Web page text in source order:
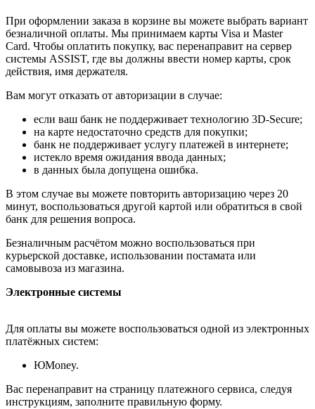
При оформлении заказа в корзине вы можете выбрать вариант
безналичной оплаты. Мы принимаем карты Visa и Master
Card. Чтобы оплатить покупку, вас перенаправит на сервер
системы ASSIST, где вы должны ввести номер карты, срок
действия, имя держателя.
Вам могут отказать от авторизации в случае:
если ваш банк не поддерживает технологию 3D-Secure;
на карте недостаточно средств для покупки;
банк не поддерживает услугу платежей в интернете;
истекло время ожидания ввода данных;
в данных была допущена ошибка.
В этом случае вы можете повторить авторизацию через 20
минут, воспользоваться другой картой или обратиться в свой
банк для решения вопроса.
Безналичным расчётом можно воспользоваться при
курьерской доставке, использовании постамата или
самовывоза из магазина.
Электронные системы
Для оплаты вы можете воспользоваться одной из электронных
платёжных систем:
ЮMoney.
Вас перенаправит на страницу платежного сервиса, следуя
инструкциям, заполните правильную форму.